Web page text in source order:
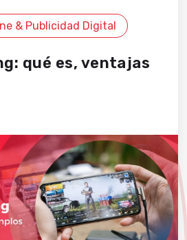
& Publicidad Digital
qué es, ventajas